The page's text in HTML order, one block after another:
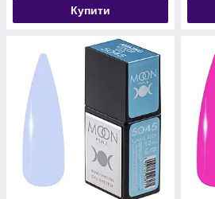
Купити